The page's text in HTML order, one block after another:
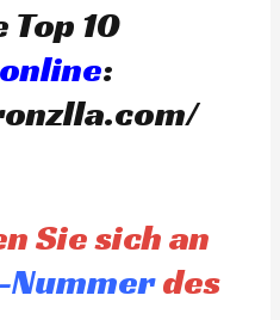
Top 10
:
Sie sich an
Nummerdes